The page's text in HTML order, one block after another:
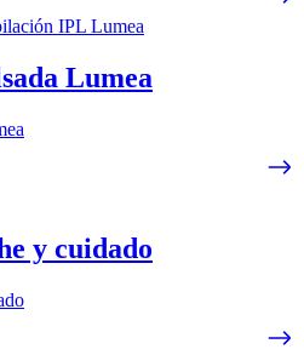
IPL Lumea
Lumea
y cuidado